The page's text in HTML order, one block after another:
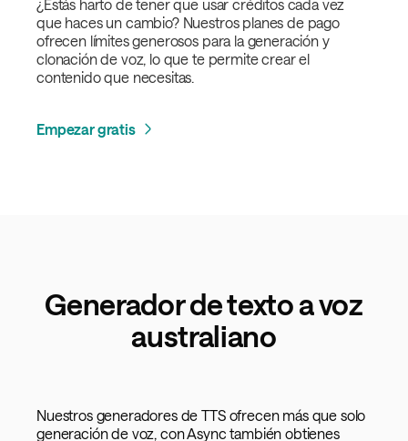
¿Estás harto de tener que usar créditos cada vez
que haces un cambio? Nuestros planes de pago
ofrecen límites generosos para la generación y
clonación de voz, lo que te permite crear el
contenido que necesitas.
Empezar gratis
Generador de texto a voz
australiano
Nuestros generadores de TTS ofrecen más que solo
generación de voz, con Async también obtienes